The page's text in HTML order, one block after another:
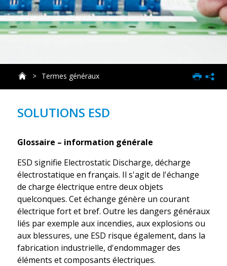
Termes généraux
SOLUTIONS ESD
Glossaire – information générale
ESD signifie Electrostatic Discharge, décharge
électrostatique en français. Il s'agit de l'échange
de charge électrique entre deux objets
quelconques. Cet échange génère un courant
électrique fort et bref. Outre les dangers généraux
liés par exemple aux incendies, aux explosions ou
aux blessures, une ESD risque également, dans la
fabrication industrielle, d'endommager des
éléments et composants électriques.